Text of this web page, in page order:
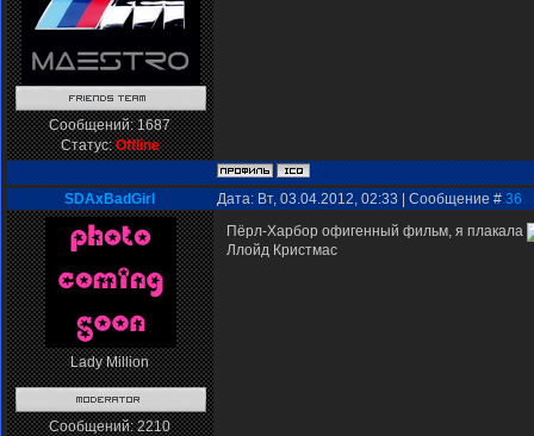
Сообщений:1687
Статус:Offline
SDAxBadGirl Дата: Вт, 03.04.2012, 02:33 | Сообщение # 36
Lady Million
Сообщений:2210
Пёрл-Харбор офигенный фильм, я плакала
Ллойд Кристмас